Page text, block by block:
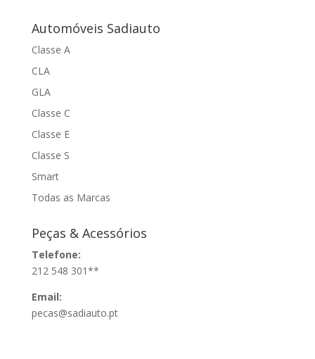
Automóveis Sadiauto
Classe A
CLA
GLA
Classe C
Classe E
Classe S
Smart
Todas as Marcas
Peças & Acessórios
Telefone:
212 548 301**
Email:
pecas@sadiauto.pt